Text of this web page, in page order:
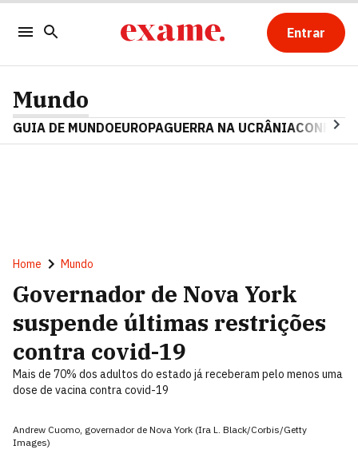
Entrar
Mundo
GUIA DE MUNDOEUROPAGUERRA NA UCRÂNIA
Home Mundo
Governador de Nova York
suspende últimas restrições
contra covid-19
Mais de 70% dos adultos do estado já receberam pelo menos uma
dose de vacina contra covid-19
Andrew Cuomo, governador de Nova York (Ira L. Black/Corbis/Getty
Images)